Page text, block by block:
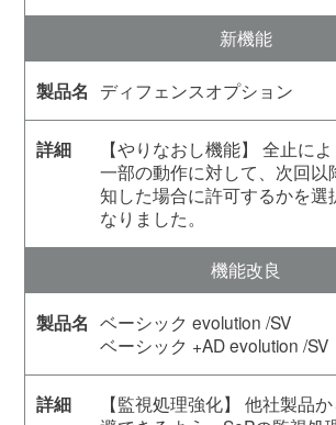
新機能
ディフェンスオプション
【やりなおし機能】 全止に
一部の動作に対して、次回以
知した場合に許可するかを選
なりました。
機能改良
ベーシック evolution /SV
ベーシック +AD evolution /SV
【監視処理強化】 他社製品